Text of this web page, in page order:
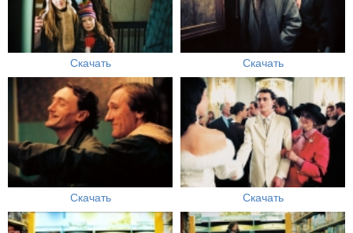
Скачать Скачать
Скачать Скачать